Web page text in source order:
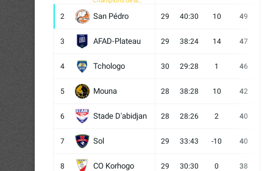
2 San Pédro 29 40:30 10 49
3 AFAD-Plateau 29 38:24 14 47
4 Tchologo 30 29:28 1 46
5 Mouna 28 38:28 10 42
6 Stade D'abidjan 28 28:26 2 40
7 Sol 29 33:43 -10 40
8 CO Korhogo 29 30:30 0 38